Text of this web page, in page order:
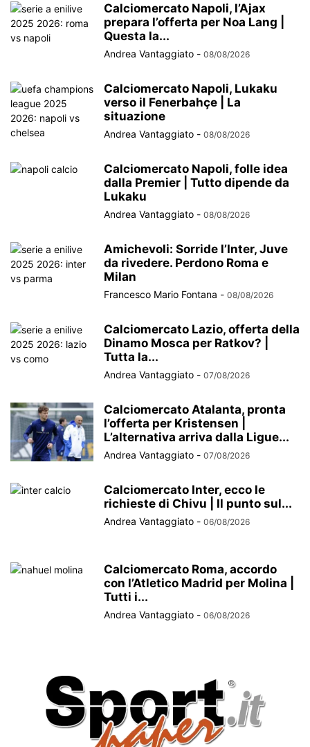
Calciomercato Napoli, l’Ajax
prepara l’offerta per Noa Lang |
Questa la...
Andrea Vantaggiato - 08/08/2026
Calciomercato Napoli, Lukaku
verso il Fenerbahçe | La
situazione
Andrea Vantaggiato - 08/08/2026
Calciomercato Napoli, folle idea
dalla Premier | Tutto dipende da
Lukaku
Andrea Vantaggiato - 08/08/2026
Amichevoli: Sorride l’Inter, Juve
da rivedere. Perdono Roma e
Milan
Francesco Mario Fontana - 08/08/2026
Calciomercato Lazio, offerta della
Dinamo Mosca per Ratkov? |
Tutta la...
Andrea Vantaggiato - 07/08/2026
Calciomercato Atalanta, pronta
l’offerta per Kristensen |
L’alternativa arriva dalla Ligue...
Andrea Vantaggiato - 07/08/2026
Calciomercato Inter, ecco le
richieste di Chivu | Il punto sul...
Andrea Vantaggiato - 06/08/2026
Calciomercato Roma, accordo
con l’Atletico Madrid per Molina |
Tutti i...
Andrea Vantaggiato - 06/08/2026